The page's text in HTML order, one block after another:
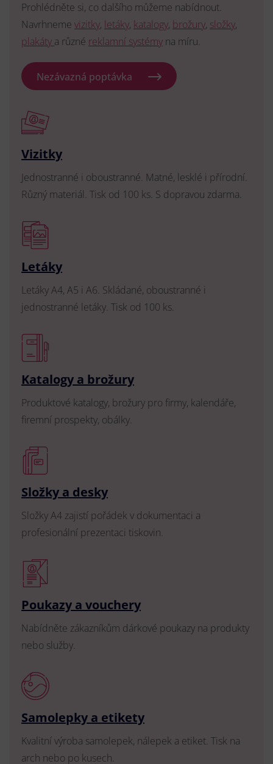
Prohlédněte si, co dalšího můžeme nabídnout.
Navrhneme vizitky, letáky, katalogy, brožury, složky,
plakáty a různé reklamní systémy na míru.
Nezávazná poptávka
Vizitky
Jednostranné i oboustranné. Matné, lesklé i přírodní.
Různý materiál. Tisk od 100 ks. S dopravou zdarma.
Letáky
Letáky A4, A5 i A6. Skládané, oboustranné i
jednostranné letáky. Tisk od 100 ks.
Katalogy a brožury
Produktové katalogy, brožury pro firmy, kalendáře,
firemní prospekty, obálky.
Složky a desky
Složky A4 zajistí pořádek v dokumentaci a
profesionální prezentaci tiskovin.
Poukazy a vouchery
Nabídněte zákazníkům dárkové poukazy na produkty
nebo služby.
Samolepky a etikety
Kvalitní výroba samolepek, nálepek a etiket. Tisk na
arch nebo po kusech.